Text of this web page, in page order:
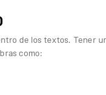
de los textos. Tener
como: